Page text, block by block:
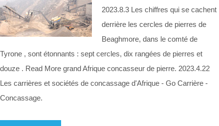
2023.8.3 Les chiffres qui se cachent
derrière les cercles de pierres de
Beaghmore, dans le comté de
Tyrone , sont étonnants : sept cercles, dix rangées de pierres et
douze . Read More grand Afrique concasseur de pierre. 2023.4.22
Les carrières et sociétés de concassage d'Afrique - Go Carrière -
Concassage.